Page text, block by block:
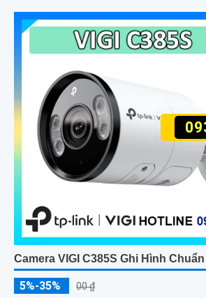
Camera VIGI C385S Ghi Hình
5%-35% 00 ₫